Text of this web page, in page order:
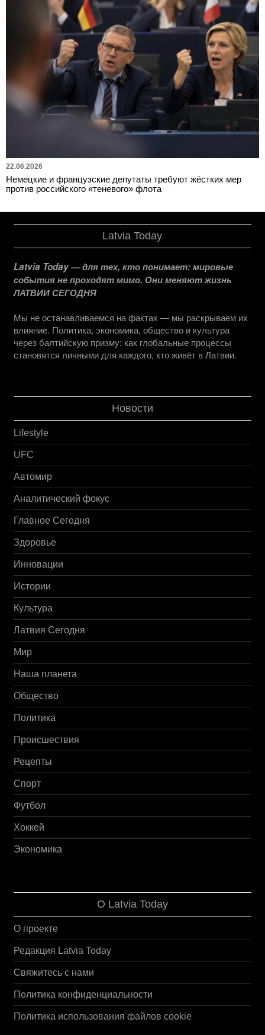
22.06.2026
Немецкие и французские депутаты требуют жёстких мер
против российского «теневого» флота
Latvia Today
Latvia Today — для тех, кто понимает: мировые
события не проходят мимо. Они меняют жизнь
ЛАТВИИ СЕГОДНЯ
Мы не останавливаемся на фактах — мы раскрываем их
влияние. Политика, экономика, общество и культура
через балтийскую призму: как глобальные процессы
становятся личными для каждого, кто живёт в Латвии.
Новости
Lifestyle
UFC
Автомир
Аналитический фокус
Главное Сегодня
Здоровье
Инновации
Истории
Культура
Латвия Сегодня
Мир
Наша планета
Общество
Политика
Происшествия
Рецепты
Спорт
Футбол
Хоккей
Экономика
О Latvia Today
О проекте
Редакция Latvia Today
Свяжитесь с нами
Политика конфиденциальности
Политика использования файлов cookie